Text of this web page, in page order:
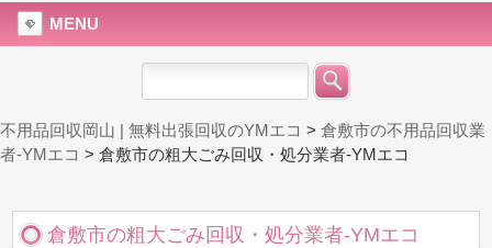
MENU
不用品回収岡山 | 無料出張回収のYMエコ > 倉敷市の不用品回収業
者-YMエコ > 倉敷市の粗大ごみ回収・処分業者-YMエコ
倉敷市の粗大ごみ回収・処分業者-YMエコ